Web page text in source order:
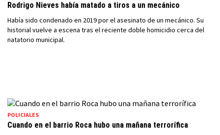
Rodrigo Nieves había matado a tiros a un mecánico
Había sido condenado en 2019 por el asesinato de un mecánico. Su
historial vuelve a escena tras el reciente doble homicidio cerca del
natatorio municipal.
POLICIALES
Cuando en el barrio Roca hubo una mañana terrorífica